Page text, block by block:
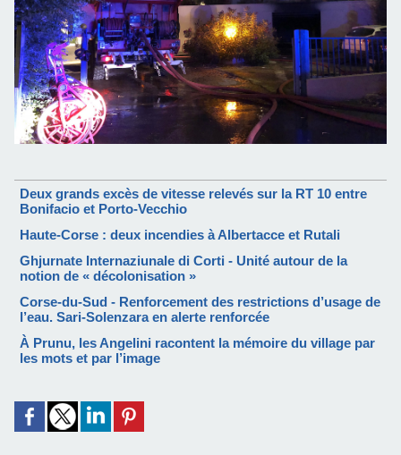
Deux grands excès de vitesse relevés sur la RT 10 entre
Bonifacio et Porto-Vecchio
Haute-Corse : deux incendies à Albertacce et Rutali
Ghjurnate Internaziunale di Corti - Unité autour de la
notion de « décolonisation »
Corse-du-Sud - Renforcement des restrictions d’usage de
l’eau. Sari-Solenzara en alerte renforcée
À Prunu, les Angelini racontent la mémoire du village par
les mots et par l’image